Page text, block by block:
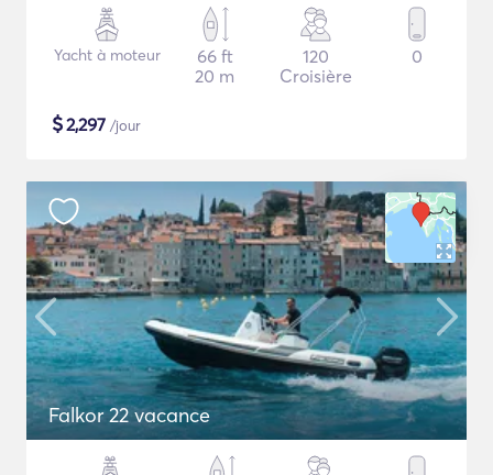
Yacht à moteur
66 ft
20 m
120
Croisière
0
$2,297 /jour
Falkor 22 vacance